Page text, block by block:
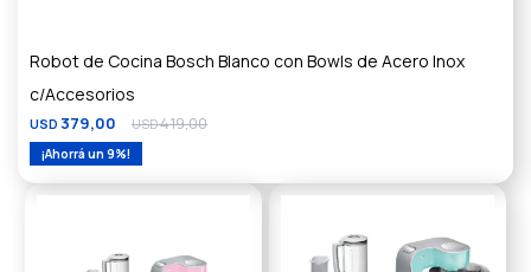
Robot de Cocina Bosch Blanco con Bowls de Acero Inox
c/Accesorios
USD 379,00 USD419,00
9